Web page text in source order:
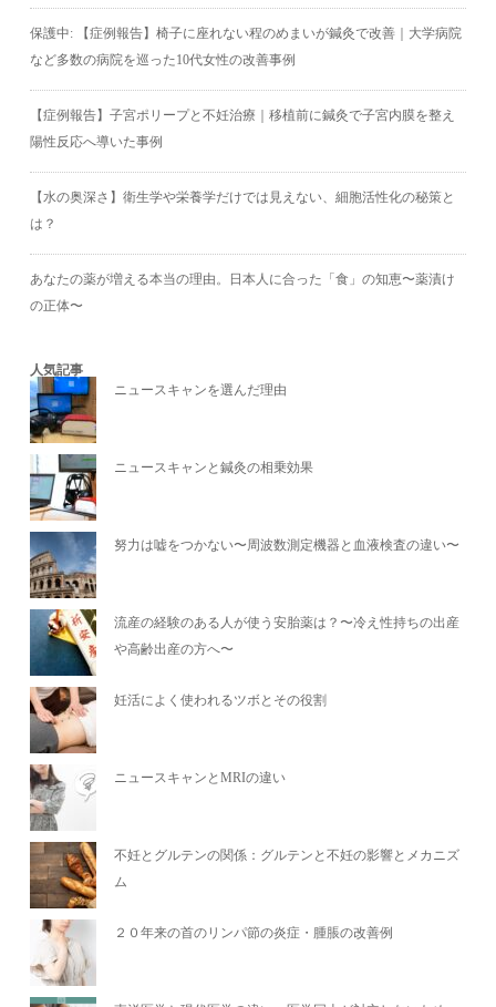
保護中: 【症例報告】椅子に座れない程のめまいが鍼灸で改善｜大学病院
など多数の病院を巡った10代女性の改善事例
【症例報告】子宮ポリープと不妊治療｜移植前に鍼灸で子宮内膜を整え
陽性反応へ導いた事例
【水の奥深さ】衛生学や栄養学だけでは見えない、細胞活性化の秘策と
は？
あなたの薬が増える本当の理由。日本人に合った「食」の知恵〜薬漬け
の正体〜
人気記事
ニュースキャンを選んだ理由
ニュースキャンと鍼灸の相乗効果
努力は嘘をつかない〜周波数測定機器と血液検査の違い〜
流産の経験のある人が使う安胎薬は？〜冷え性持ちの出産
や高齢出産の方へ〜
妊活によく使われるツボとその役割
ニュースキャンとMRIの違い
不妊とグルテンの関係：グルテンと不妊の影響とメカニズ
ム
２０年来の首のリンパ節の炎症・腫脹の改善例